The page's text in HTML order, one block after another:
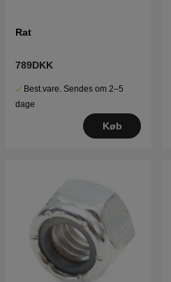
Rat
789DKK
Best.vare. Sendes om 2–5
dage
Køb